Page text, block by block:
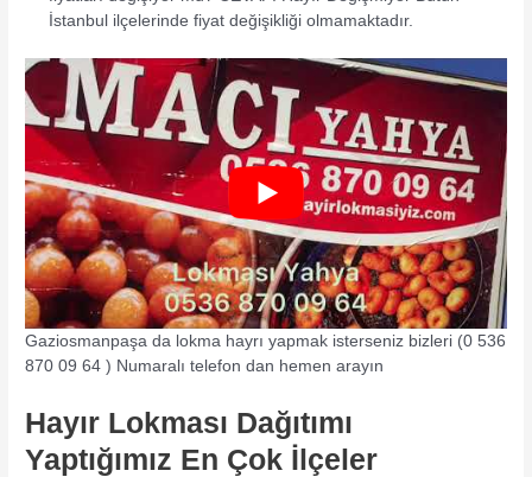
İstanbul ilçelerinde fiyat değişikliği olmamaktadır.
Gaziosmanpaşa da lokma hayrı yapmak isterseniz bizleri (0 536
870 09 64 ) Numaralı telefon dan hemen arayın
Hayır Lokması Dağıtımı
Yaptığımız En Çok İlçeler